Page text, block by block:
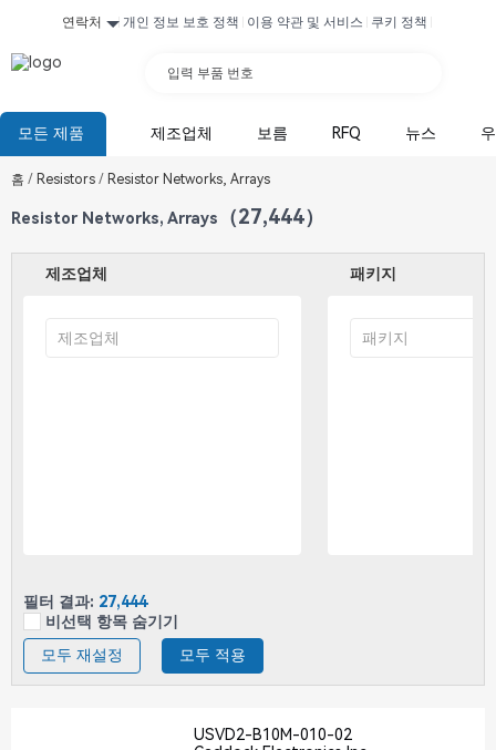
연락처 개인 정보 보호 정책 이용 약관 및 서비스 쿠키 정책
입력 부품 번호
모든 제품 제조업체 보름 RFQ 뉴스
홈 / Resistors / Resistor Networks, Arrays
Resistor Networks, Arrays （27,444）
제조업체 패키지
필터 결과: 27,444
비선택 항목 숨기기
모두 재설정
모두 적용
USVD2-B10M-010-02